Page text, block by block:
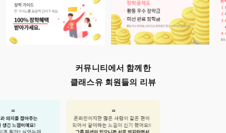
커뮤니티에서 함께한
클래스유 회원들의 리뷰